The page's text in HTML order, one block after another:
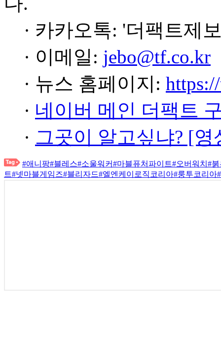
· 카카오톡: '더팩트제
· 이메일: jebo@tf.co.kr
· 뉴스 홈페이지:
· 네이버 메인 더팩트
· 그곳이 알고싶냐? [
#애니팡#블레스#소울워커#마블퓨처파이트#오버워치 #
트#넷마블게임즈#블리자드#엘엔케이로직코리아#룽투코리아